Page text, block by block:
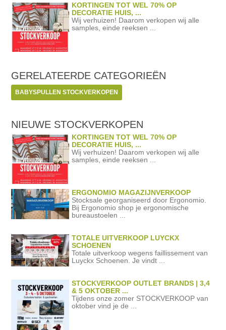
KORTINGEN TOT WEL 70% OP
DECORATIE HUIS, ...
Wij verhuizen! Daarom verkopen wij alle
samples, einde reeksen ...
GERELATEERDE CATEGORIEËN
BABYSPULLEN STOCKVERKOPEN
NIEUWE STOCKVERKOPEN
KORTINGEN TOT WEL 70% OP
DECORATIE HUIS, ...
Wij verhuizen! Daarom verkopen wij alle
samples, einde reeksen ...
ERGONOMIO MAGAZIJNVERKOOP
Stocksale georganiseerd door Ergonomio.
Bij Ergonomio shop je ergonomische
bureaustoelen ...
TOTALE UITVERKOOP LUYCKX
SCHOENEN
Totale uitverkoop wegens faillissement van
Luyckx Schoenen. Je vindt ...
STOCKVERKOOP OUTLET BRANDS | 3,4
& 5 OKTOBER ...
Tijdens onze zomer STOCKVERKOOP van
oktober vind je de ...